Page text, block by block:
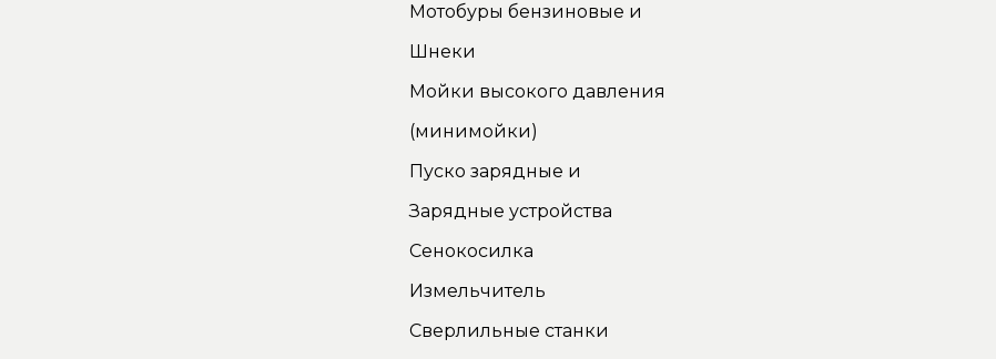
Мотобуры бензиновые и
Шнеки
Мойки высокого давления
(минимойки)
Пуско зарядные и
Зарядные устройства
Сенокосилка
Измельчитель
Сверлильные станки